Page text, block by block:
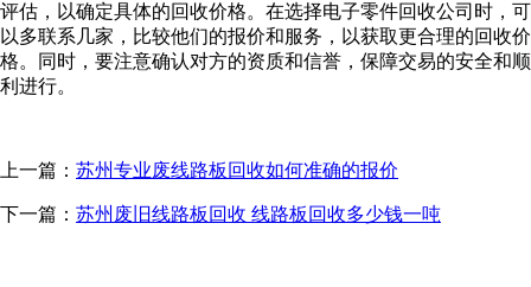
评估，以确定具体的回收价格。在选择电子零件回收公司时，可
以多联系几家，比较他们的报价和服务，以获取更合理的回收价
格。同时，要注意确认对方的资质和信誉，保障交易的安全和顺
利进行。
上一篇： 苏州专业废线路板回收如何准确的报价
下一篇： 苏州废旧线路板回收 线路板回收多少钱一吨